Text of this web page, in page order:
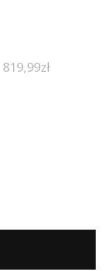
819,99zł